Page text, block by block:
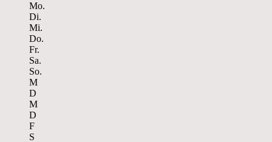
Mo.
Di.
Mi.
Do.
Fr.
Sa.
So.
M
D
M
D
F
S